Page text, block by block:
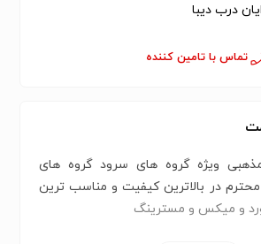
درب دیبا
تماس با تامین کننده
ویژه گروه های سرود گروه های
در بالاترین کیفیت و مناسب ترین
و میکس و مسترینگ